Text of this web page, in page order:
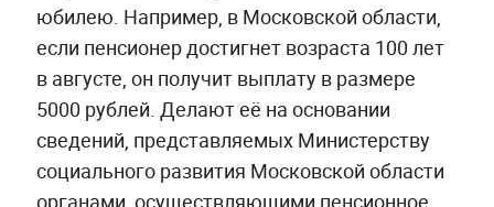
юбилею. Например, в Московской области,
если пенсионер достигнет возраста 100 лет
в августе, он получит выплату в размере
5000 рублей. Делают её на основании
сведений, представляемых Министерству
социального развития Московской области
органами, осуществляющими пенсионное